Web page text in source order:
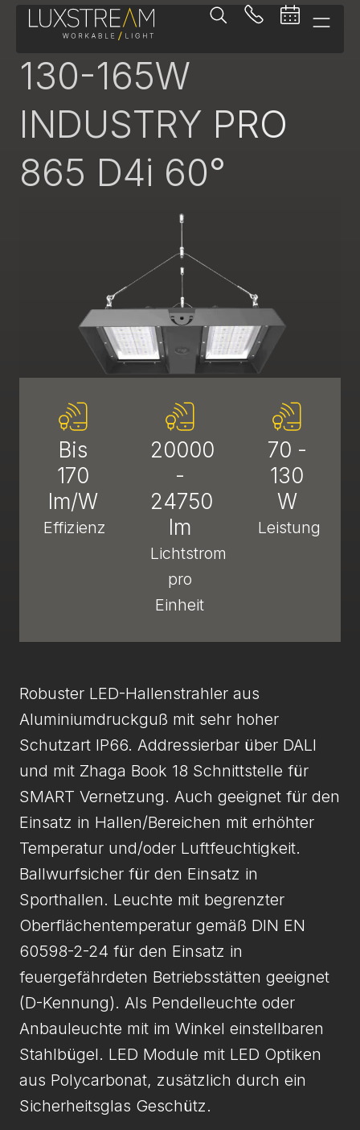
Pendelleuchte
130-165W
INDUSTRY PRO
865 D4i 60°
Bis
170
lm/W
Effizienz
20000
-
24750
lm
Lichtstrom
pro
Einheit
70 -
130
W
Leistung
Robuster LED-Hallenstrahler aus
Aluminiumdruckguß mit sehr hoher
Schutzart IP66. Addressierbar über DALI
und mit Zhaga Book 18 Schnittstelle für
SMART Vernetzung. Auch geeignet für den
Einsatz in Hallen/Bereichen mit erhöhter
Temperatur und/oder Luftfeuchtigkeit.
Ballwurfsicher für den Einsatz in
Sporthallen. Leuchte mit begrenzter
Oberflächentemperatur gemäß DIN EN
60598-2-24 für den Einsatz in
feuergefährdeten Betriebsstätten geeignet
(D-Kennung). Als Pendelleuchte oder
Anbauleuchte mit im Winkel einstellbaren
Stahlbügel. LED Module mit LED Optiken
aus Polycarbonat, zusätzlich durch ein
Sicherheitsglas Geschütz.